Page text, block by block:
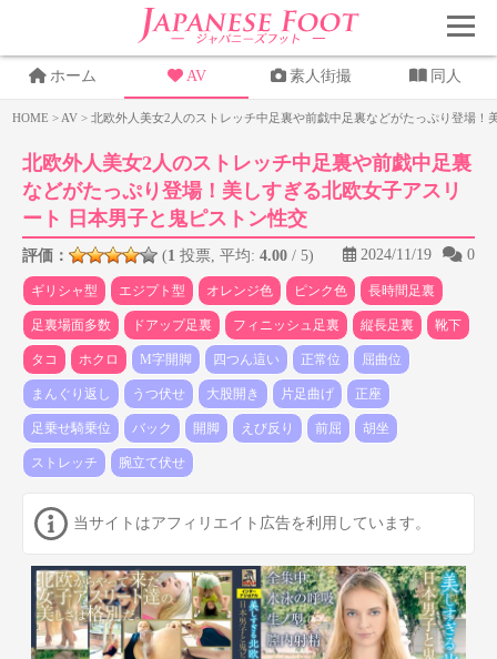
ホーム AV 素人街撮 同人
HOME > AV > 北欧外人美女2人のストレッチ中足裏や前戯中足裏などがたっぷり登場
北欧外人美女2人のストレッチ中足裏や前戯中足裏
などがたっぷり登場！美しすぎる北欧女子アスリ
ート 日本男子と鬼ピストン性交
評価： (1 投票, 平均: 4.00 / 5) 2024/11/19 0
ギリシャ型 エジプト型 オレンジ色 ピンク色 長時間足裏
足裏場面多数 ドアップ足裏 フィニッシュ足裏 縦長足裏 靴下
タコ ホクロ M字開脚 四つん這い 正常位 屈曲位
まんぐり返し うつ伏せ 大股開き 片足曲げ 正座
足乗せ騎乗位 バック 開脚 えび反り 前屈 胡坐
ストレッチ 腕立て伏せ
当サイトはアフィリエイト広告を利用しています。